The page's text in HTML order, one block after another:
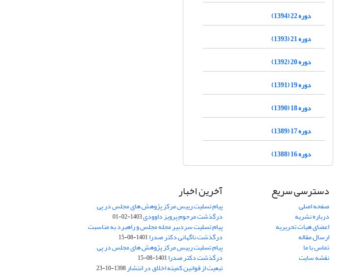
دوره 22 (1394)
دوره 21 (1393)
دوره 20 (1392)
دوره 19 (1391)
دوره 18 (1390)
دوره 17 (1389)
دوره 16 (1388)
دسترسی سریع
صفحه اصلی
درباره نشریه
اعضای هیات تحریریه
ارسال مقاله
تماس با ما
نقشه سایت
آخرین اخبار
پیام تسلیت رییس مرکز پژوهش های مجلس در پی
درگذشت مرحوم پرویز داوودی1403-02-01
پیام تسلیت سردبیر مجله مجلس و راهبرد به مناسبت
درگذشت ناگهانی دکتر صدرا1401-08-15
پیام تسلیت رییس مرکز پژوهش های مجلس در پی
درگذشت دکتر صدرا1401-08-15
تبعیت از قوانین کمیته اخلاق در انتشار1398-10-23